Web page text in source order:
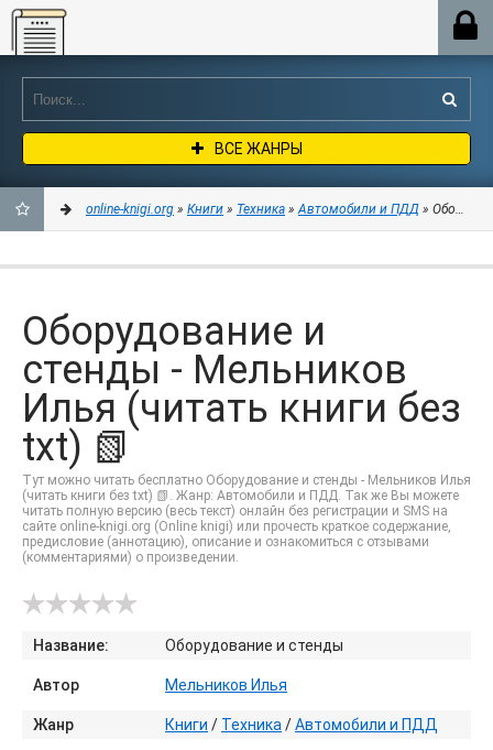
Online-knigi.org
ВСЕ ЖАНРЫ
ЗАКЛАДКИ
online-knigi.org » Книги » Техника »Автомобили и ПДД »
Оборудование и
стенды - Мельников
Илья (читать книги без
txt) 📗
Тут можно читать бесплатно Оборудование и стенды - Мельников Илья
(читать книги без txt) 📗. Жанр: Автомобили и ПДД. Так же Вы можете
читать полную версию (весь текст) онлайн без регистрации и SMS на
сайте online-knigi.org (Online knigi) или прочесть краткое содержание,
предисловие (аннотацию), описание и ознакомиться с отзывами
(комментариями) о произведении.
Название: Оборудование и стенды
Автор Мельников Илья
Жанр Книги / Техника /Автомобили и ПДД